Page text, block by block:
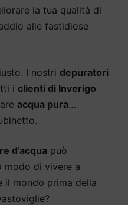
la tua qualità di
alle fastidiose
I nostri depuratori
i clienti di Inverigo
acqua pura…
d’acqua può
modo di vivere a
il mondo prima della